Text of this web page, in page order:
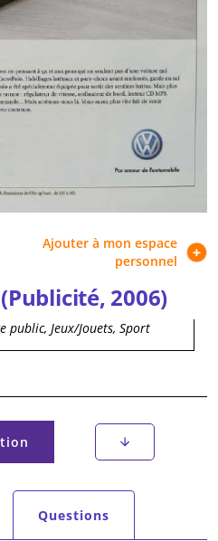
Ajouter à mon espace
personnel
(Publicité, 2006)
public, Jeux/Jouets, Sport
Questions
(onglet actif)